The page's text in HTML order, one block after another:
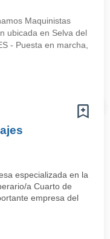
Maquinistas
ubicada en Selva del
- Puesta en marcha,
especializada en la
a Cuarto de
empresa del